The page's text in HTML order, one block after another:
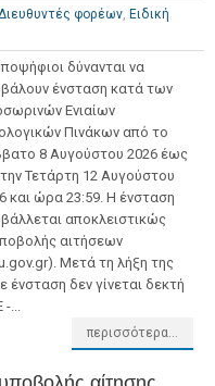
φορέων, Ειδική
δύνανται να
ένσταση κατά των
Ενιαίων
Πινάκων από το
8 Αυγούστου 2026 έως
Τετάρτη 12 Αυγούστου
και ώρα 23:59. Η ένσταση
αποκλειστικώς
αιτήσεων
Μετά τη λήξη της
δεν γίνεται δεκτή
-...
περισσότερα...